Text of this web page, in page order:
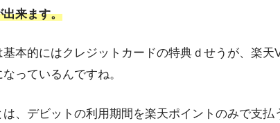
出来ます。
基本的にはクレジットカードの特典ｄせうが、楽
っているんですね。
、デビットの利用期間を楽天ポイントのみで支払